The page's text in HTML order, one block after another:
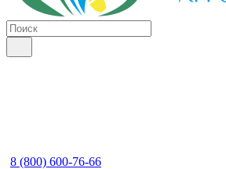
8 (800) 600-76-66